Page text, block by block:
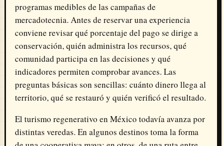
programas medibles de las campañas de
mercadotecnia. Antes de reservar una experiencia
conviene revisar qué porcentaje del pago se dirige a
conservación, quién administra los recursos, qué
comunidad participa en las decisiones y qué
indicadores permiten comprobar avances. Las
preguntas básicas son sencillas: cuánto dinero llega al
territorio, qué se restauró y quién verificó el resultado.
El turismo regenerativo en México todavía avanza por
distintas veredas. En algunos destinos toma la forma